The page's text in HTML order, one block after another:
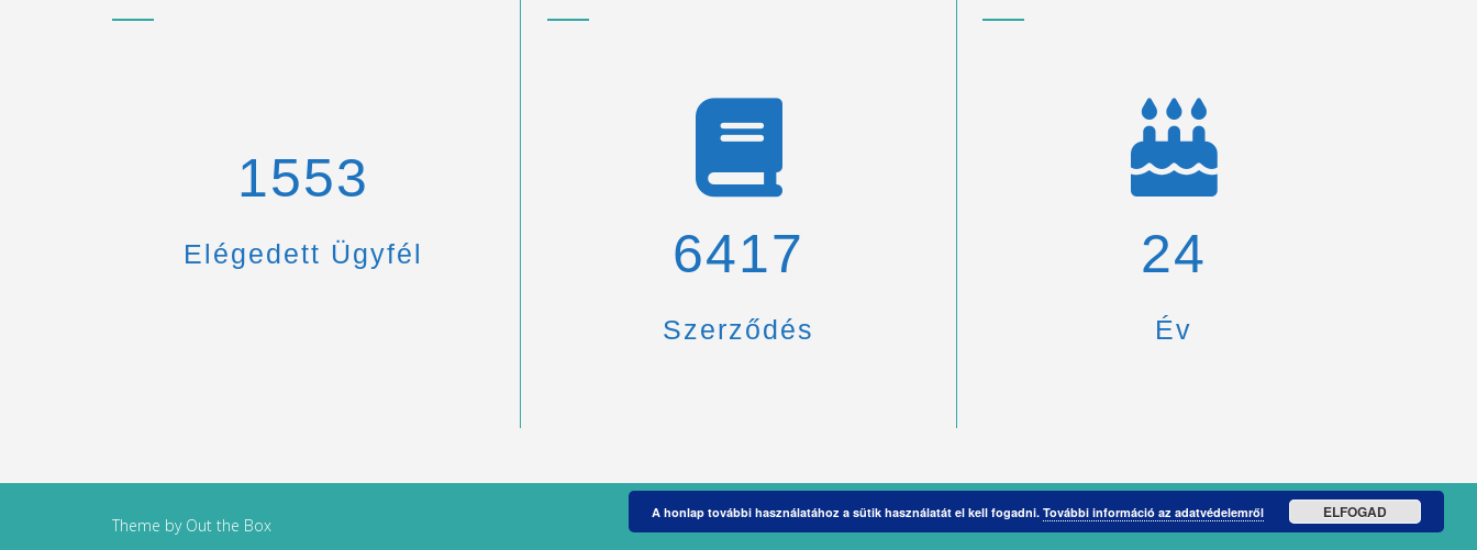
1670
Elégedett Ügyfél 6900
Szerződés
26
Év
Theme by Out the Box
A honlap további használatához a sütik használatát el kell fogadni. További információ az adatvédelemről ELFOGAD